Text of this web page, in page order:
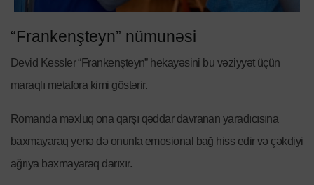
“Frankenşteyn” nümunəsi
Devid Kessler “Frankenşteyn” hekayəsini bu vəziyyət üçün
maraqlı metafora kimi göstərir.
Romanda məxluq ona qarşı qəddar davranan yaradıcısına
baxmayaraq yenə də onunla emosional bağ hiss edir və çəkdiyi
ağrıya baxmayaraq darıxır.